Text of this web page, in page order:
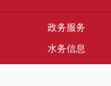
政务服务
水务信息